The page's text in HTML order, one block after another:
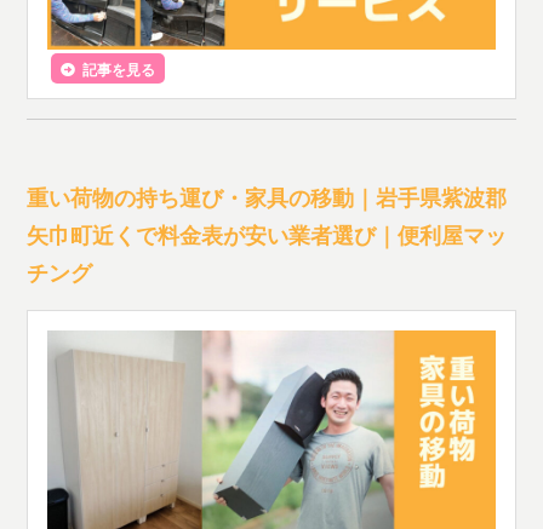
記事を見る
重い荷物の持ち運び・家具の移動｜岩手県紫波郡
矢巾町近くで料金表が安い業者選び｜便利屋マッ
チング